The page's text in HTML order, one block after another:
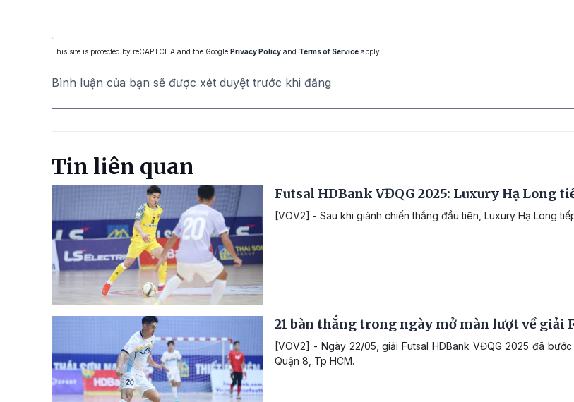
This site is protected by reCAPTCHA and the Google Privacy Policy and Terms of Service apply.
Bình luận của bạn sẽ được xét duyệt trước khi đăng
Tin liên quan
Futsal HDBank VĐQG 2025: Luxury Hạ Long
[VOV2] - Sau khi giành chiến thắng đầu tiên, Luxury Hạ Long
21 bàn thắng trong ngày mở màn lượt về giải
[VOV2] - Ngày 22/05, giải Futsal HDBank VĐQG 2025 đã
Quận 8, Tp HCM.